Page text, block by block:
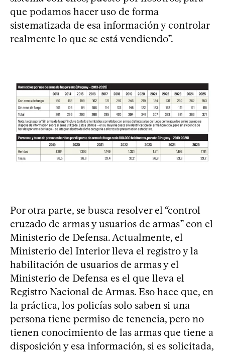
que podamos hacer uso de forma
sistematizada de esa información y controlar
realmente lo que se está vendiendo”.
Por otra parte, se busca resolver el “control
cruzado de armas y usuarios de armas” con el
Ministerio de Defensa. Actualmente, el
Ministerio del Interior lleva el registro y la
habilitación de usuarios de armas y el
Ministerio de Defensa es el que lleva el
Registro Nacional de Armas. Eso hace que, en
la práctica, los policías solo saben si una
persona tiene permiso de tenencia, pero no
tienen conocimiento de las armas que tiene a
disposición y esa información, si es solicitada,